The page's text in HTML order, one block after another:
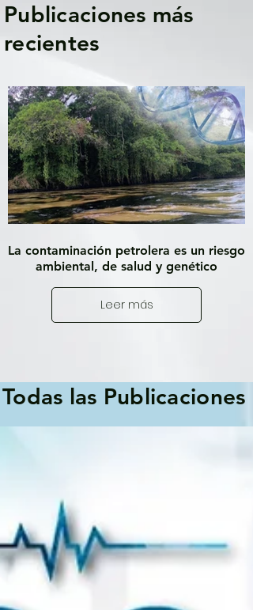
Publicaciones más
recientes
La contaminación petrolera es un riesgo
ambiental, de salud y genético
Leer más
Todas las Publicaciones